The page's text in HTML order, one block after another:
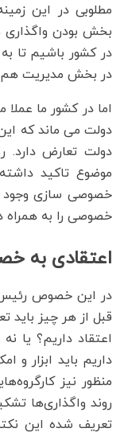
مطلوبی در این
بخش بودن واگذاری
در کشور باشیم تا
در بخش مدیریت هم
اما در کشور ما عملا
دولت می ماند که
دولت تعارض دارد.
موضوع تاکید
خصوصی سازی وجود
خصوصی را به
اعتقادی به
در این خصوص رئیس
قبل از هر چیز
اعتقاد داریم؟ یا
داریم باید ابزار و
منظور نیز
روند واگذاری‌ها
تعریف شده این